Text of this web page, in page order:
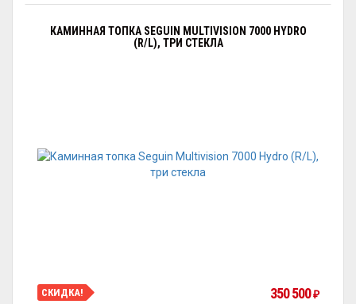
КАМИННАЯ ТОПКА SEGUIN MULTIVISION 7000 HYDRO
(R/L), ТРИ СТЕКЛА
СКИДКА! 350 500₽